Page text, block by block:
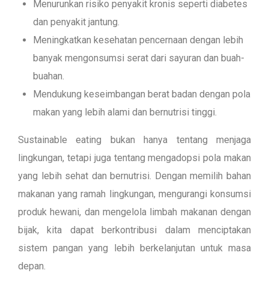
Menurunkan risiko penyakit kronis seperti diabetes
dan penyakit jantung.
Meningkatkan kesehatan pencernaan dengan lebih
banyak mengonsumsi serat dari sayuran dan buah-
buahan.
Mendukung keseimbangan berat badan dengan pola
makan yang lebih alami dan bernutrisi tinggi.
Sustainable eating bukan hanya tentang menjaga
lingkungan, tetapi juga tentang mengadopsi pola makan
yang lebih sehat dan bernutrisi. Dengan memilih bahan
makanan yang ramah lingkungan, mengurangi konsumsi
produk hewani, dan mengelola limbah makanan dengan
bijak, kita dapat berkontribusi dalam menciptakan
sistem pangan yang lebih berkelanjutan untuk masa
depan.